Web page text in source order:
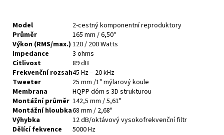
Model
2-cestný komponentní reproduktory
Průměr
165 mm / 6,50"
Výkon (RMS/max.) 120 / 200 Watts
Impedance
3 ohms
Citlivost
89 dB
Frekvenční rozsah45 Hz – 20 kHz
Tweeter
25 mm /1" mýlarový koule
Membrana
HQPP dóm s 3D strukturou
Montážní průměr 142,5 mm / 5,61"
Montážní hloubka68 mm / 2,68"
Výhybka
12 dB/oktávový vysokofrekvenční filtr
Dělící fekvence
5000 Hz